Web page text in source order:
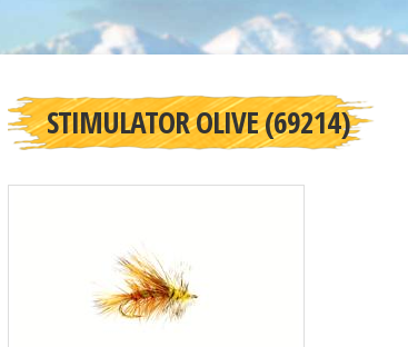
STIMULATOR OLIVE (69214)